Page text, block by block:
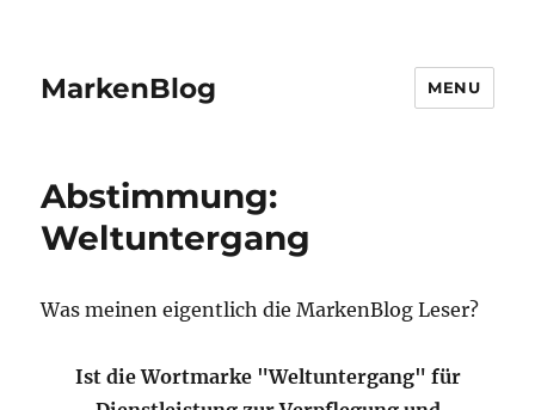
MarkenBlog MENU
Abstimmung:
Weltuntergang
Was meinen eigentlich die MarkenBlog Leser?
Ist die Wortmarke "Weltuntergang" für